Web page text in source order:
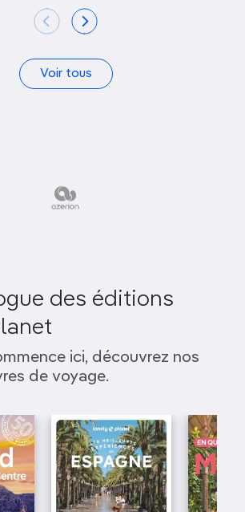
Voir tous
des éditions
ici, découvrez nos
de voyage.